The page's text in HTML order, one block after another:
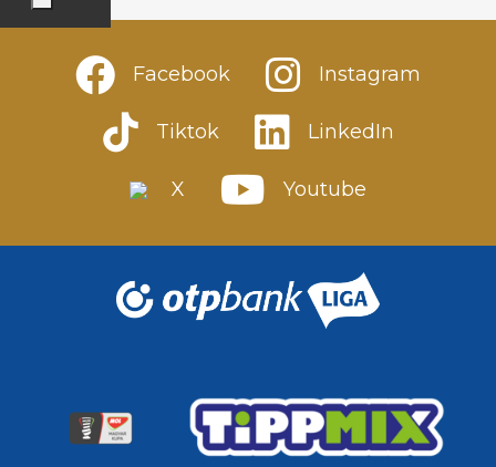
Facebook Instagram
Tiktok LinkedIn
X Youtube